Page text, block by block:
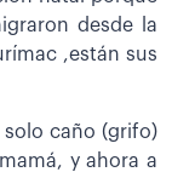
desde la
,están sus
solo caño (grifo)
y ahora a